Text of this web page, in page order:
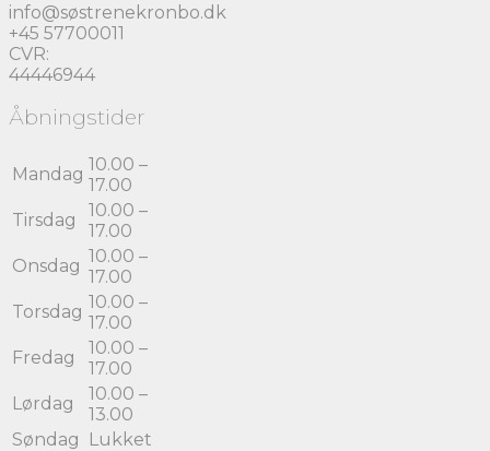
info@søstrenekronbo.dk
+45 57700011
CVR:
44446944
Åbningstider
Mandag 10.00 –
17.00
Tirsdag
10.00 –
17.00
Onsdag 10.00 –
17.00
Torsdag 10.00 –
17.00
Fredag
10.00 –
17.00
Lørdag
10.00 –
13.00
Søndag
Lukket